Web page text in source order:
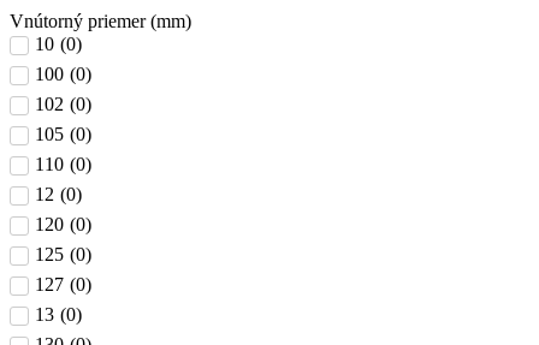
Vnútorný priemer (mm)
10 (0)
100 (0)
102 (0)
105 (0)
110 (0)
12 (0)
120 (0)
125 (0)
127 (0)
13 (0)